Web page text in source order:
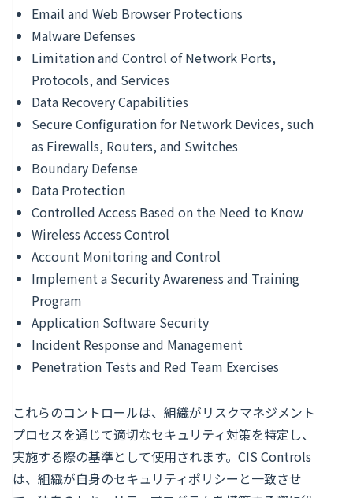
Email and Web Browser Protections
Malware Defenses
Limitation and Control of Network Ports,
Protocols, and Services
Data Recovery Capabilities
Secure Configuration for Network Devices, such
as Firewalls, Routers, and Switches
Boundary Defense
Data Protection
Controlled Access Based on the Need to Know
Wireless Access Control
Account Monitoring and Control
Implement a Security Awareness and Training
Program
Application Software Security
Incident Response and Management
Penetration Tests and Red Team Exercises
これらのコントロールは、組織がリスクマネジメント
プロセスを通じて適切なセキュリティ対策を特定し、
実施する際の基準として使用されます。CIS Controls
は、組織が自身のセキュリティポリシーと一致させ